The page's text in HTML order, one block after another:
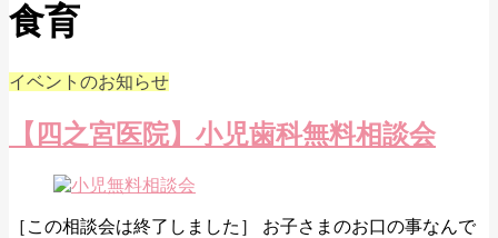
食育
イベントのお知らせ
【四之宮医院】小児歯科無料相談会
［この相談会は終了しました］ お子さまのお口の事なんで